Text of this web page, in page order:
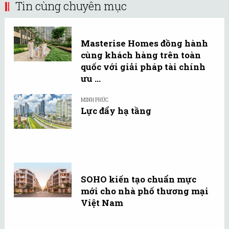
Tin cùng chuyên mục
Masterise Homes đồng hành
cùng khách hàng trên toàn
quốc với giải pháp tài chính
ưu ...
MINH PHÚC
Lực đẩy hạ tầng
SOHO kiến tạo chuẩn mực
mới cho nhà phố thương mại
Việt Nam